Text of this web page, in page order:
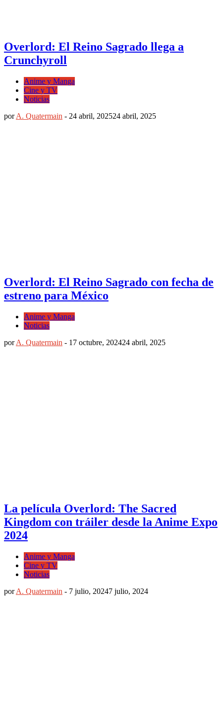
Overlord: El Reino Sagrado llega a
Crunchyroll
Anime y Manga
Cine y TV
Noticias
porA. Quatermain - 24 abril, 202524 abril, 2025
Overlord: El Reino Sagrado con fecha de
estreno para México
Anime y Manga
Noticias
porA. Quatermain - 17 octubre, 202424 abril, 2025
La película Overlord: The Sacred
Kingdom con tráiler desde la Anime Expo
2024
Anime y Manga
Cine y TV
Noticias
porA. Quatermain - 7 julio, 20247 julio, 2024